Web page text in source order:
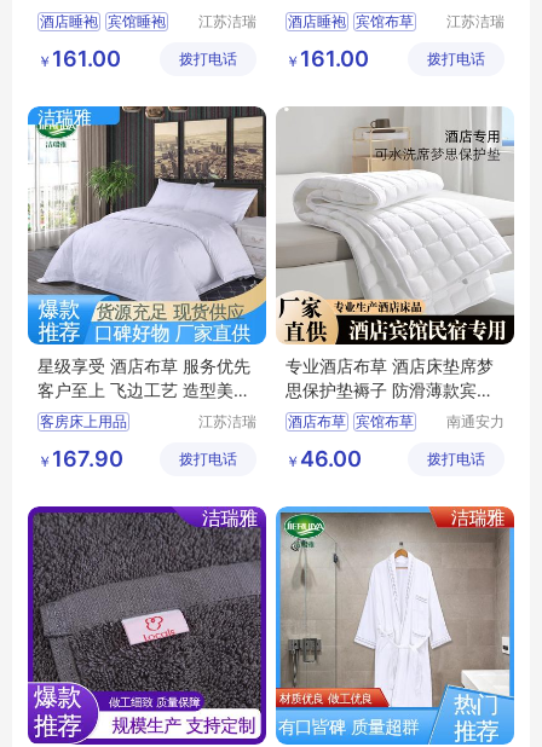
酒店睡袍 宾馆睡袍
宾馆床上用品
江苏洁瑞
有限公司
￥ 161.00 拨打电话
酒店睡袍 宾馆布草
客房床上用品
江苏洁瑞
有限公司
￥ 161.00 拨打电话
星级享受 酒店布草 服务优先
客户至上 飞边工艺 造型美观
洁瑞雅
客房床上用品
酒店床上用品
江苏洁瑞
有限公司
￥ 167.90 拨打电话
专业酒店布草 酒店床垫席梦
思保护垫褥子 防滑薄款宾馆
民宿床护垫
酒店布草 宾馆布草
南通安力
技有限公
￥ 46.00 拨打电话